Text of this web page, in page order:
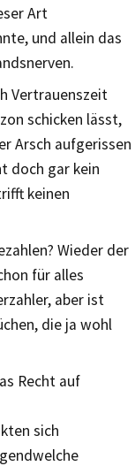
Art
und allein das
Vertrauenszeit
schicken lässt,
Arsch aufgerissen
doch gar kein
keinen
Wieder der
für alles
aber ist
die ja wohl
Recht auf
sich